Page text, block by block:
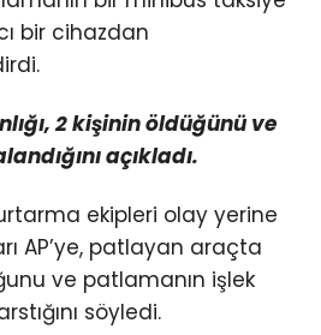
bir cihazdan
2 kişinin öldüğünü ve
açıkladı.
ekipleri olay yerine
AP’ye, patlayan araçta
ve patlamanın işlek
söyledi.